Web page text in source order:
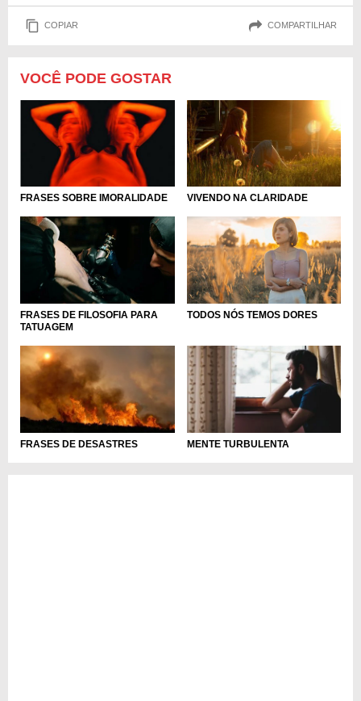
COPIAR COMPARTILHAR
VOCÊ PODE GOSTAR
FRASES SOBRE IMORALIDADE VIVENDO NA CLARIDADE
FRASES DE FILOSOFIA PARA
TATUAGEM
TODOS NÓS TEMOS DORES
FRASES DE DESASTRES MENTE TURBULENTA